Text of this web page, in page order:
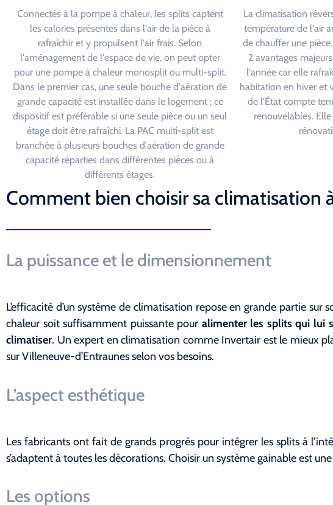
Connectés à la pompe à chaleur, les splits captent
les calories présentes dans l'air de la pièce à
rafraîchir et y propulsent l'air frais. Selon
l'aménagement de l'espace de vie, on peut opter
pour une pompe à chaleur monosplit ou multi-split.
Dans le premier cas, une seule bouche d'aération de
grande capacité est installée dans le logement ; ce
dispositif est préférable si une seule pièce ou un seul
étage doit être rafraîchi. La PAC multi-split est
branchée à plusieurs bouches d'aération de grande
capacité réparties dans différentes pièces ou à
différents étages.
La climatisation
température de l'air
de chauffer une
2 avantages
l'année car elle
habitation en hiver et
de l'État compte
renouvelables.
Comment bien choisir sa climatisation
La puissance et le dimensionnement
L’efficacité d’un système de climatisation repose en grande partie
chaleur soit suffisamment puissante pour alimenter les splits qui lui
climatiser. Un expert en climatisation comme Invertair est le mieux
sur Villeneuve-d’Entraunes selon vos besoins.
L’aspect esthétique
Les fabricants ont fait de grands progrès pour intégrer les splits à
s’adaptent à toutes les décorations. Choisir un système gainable est
Les options